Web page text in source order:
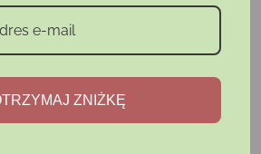
DO
MIESZANKA OLEJÓW DO
ZNIŻKĘ